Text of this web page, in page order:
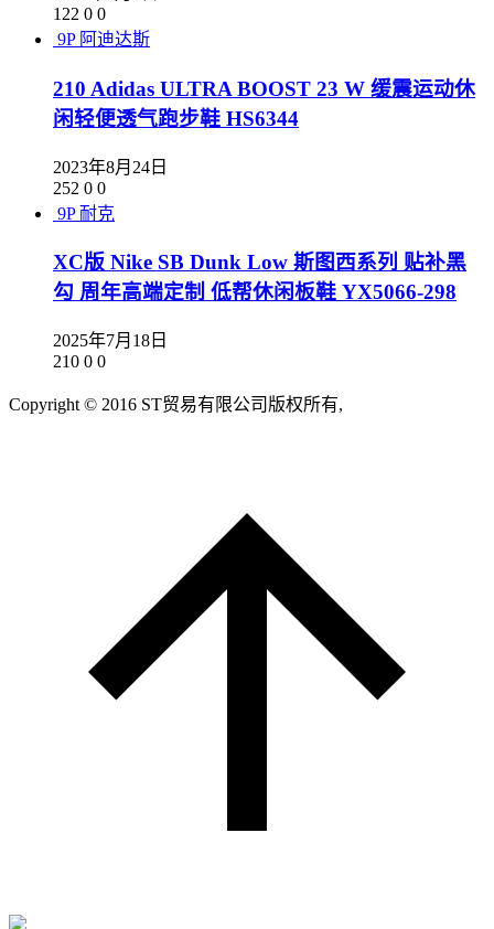
122 0 0
9P 阿迪达斯
210 Adidas ULTRA BOOST 23 W 缓震运动休
闲轻便透气跑步鞋 HS6344
2023年8月24日
252 0 0
9P 耐克
XC版 Nike SB Dunk Low 斯图西系列 贴补黑
勾 周年高端定制 低帮休闲板鞋 YX5066-298
2025年7月18日
210 0 0
Copyright © 2016 ST贸易有限公司版权所有,